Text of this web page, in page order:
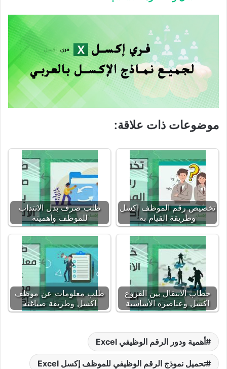
موضوعات ذات علاقة:
تخصيص رقم الموظف اكسل
وطريقة القيام به
طلب صرف بدل الانتداب
للموظف وأهميته
خطاب الانتقال بين الفروع
اكسل وعناصره الأساسية
طلب معلومات عن موظف
اكسل وطريقة صياغته
أهمية ودور الرقم الوظيفي Excel
تحميل نموذج الرقم الوظيفي للموظف إكسل Excel